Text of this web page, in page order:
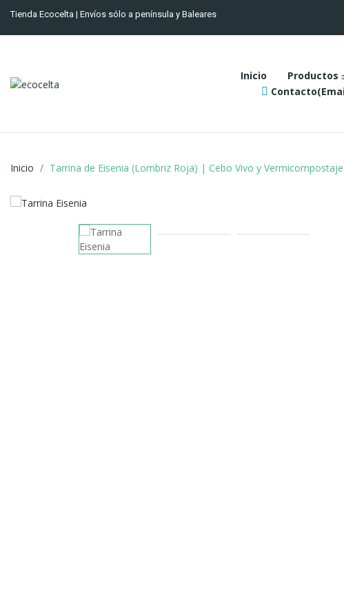
Tienda Ecocelta | Envíos sólo a península y Baleares
Inicio Productos
Inicio Tarrina de Eisenia (Lombriz Roja) | Cebo Vivo y Vermicompostaje